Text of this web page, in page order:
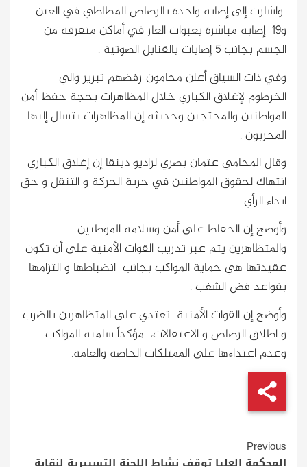
واشارت إلى إصابة واحدة بالرصاص المطاطي في العين
و19 إصابة مباشرة بعبوات الغاز في أماكن متفرقة من
الجسم بجانب 5 إصابات بالقنابل الصوتية .
وفي ذات السياق أعلن محامون رفضهم تبرير والي
الخرطوم لإغلاق الكباري خلال المظاهرات بحجة حفظ أمن
المواطنين والمحتجين وحديثه إن المظاهرات يتسلل إليها
المخربون .
وقال المحامي عثمان بصري لراديو دبنقا إن إغلاق الكباري
انتهاك لحقوق المواطنين في حرية الحركة و التنقل و حق
ابداء الرأي.
وأوضح إن الحفاظ على أمن وسلامة الموطنين
والمتظاهرين يتم عبر تدريب القوات الأمنية على أن تكون
عقيدتها هي حماية المواكب بجانب انضباطها و التزامها
بقواعد فض الشغب .
وأوضح إن القوات الأمنية تعتدي على المتظاهرين بالضرب
و اطلاق الرصاص و الاعتقالات، مؤكداً سلمية المواكب
وعدم اعتداءها على الممتلكات الخاصة والعامة.
Continue
Previous
المحكمة العليا توقف نشاط اللجنة التسييرية لنقابة